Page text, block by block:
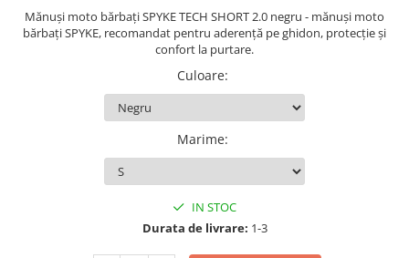
Protecții & Slidere
Mănuși moto bărbați SPYKE TECH SHORT 2.0 negru - mănuși moto
bărbați SPYKE, recomandat pentru aderență pe ghidon, protecție și
confort la purtare.
Culoare:
Marime:
IN STOC
Durata de livrare: 1-3